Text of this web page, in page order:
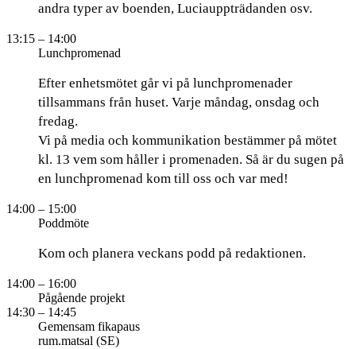
andra typer av boenden, Luciauppträdanden osv.
13:15 – 14:00
Lunchpromenad
Efter enhetsmötet går vi på lunchpromenader
tillsammans från huset. Varje måndag, onsdag och
fredag.
Vi på media och kommunikation bestämmer på mötet
kl. 13 vem som håller i promenaden. Så är du sugen på
en lunchpromenad kom till oss och var med!
14:00 – 15:00
Poddmöte
Kom och planera veckans podd på redaktionen.
14:00 – 16:00
Pågående projekt
14:30 – 14:45
Gemensam fikapaus
rum.matsal (SE)